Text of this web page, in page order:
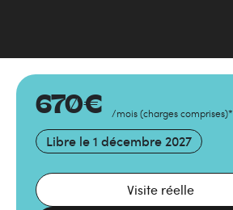
670€ /mois (charges comprises)*
Libre le 1 décembre 2027
Visite réelle